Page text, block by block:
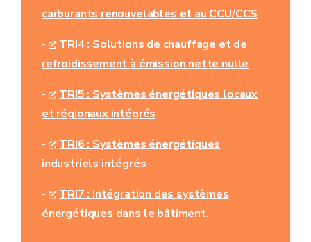
carburants renouvelables et au CCU/CCS
-
TRI4 : Solutions de chauffage et de
refroidissement à émission nette nulle
-
TRI5 : Systèmes énergétiques locaux
et régionaux intégrés
-
TRI6 : Systèmes énergétiques
industriels intégrés
-
TRI7 : Intégration des systèmes
énergétiques dans le bâtiment.